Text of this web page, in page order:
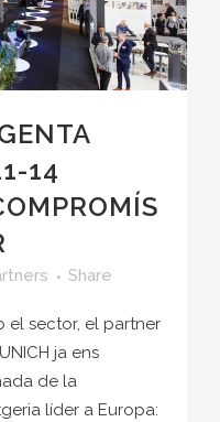
14
Share
el sector, el partner
ja ens
de la
líder a Europa: